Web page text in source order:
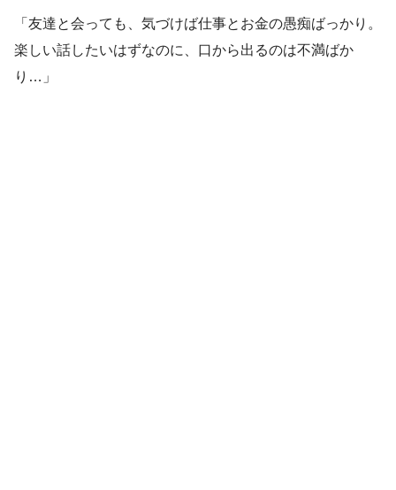
「友達と会っても、気づけば仕事とお金の愚痴ばっかり。
楽しい話したいはずなのに、口から出るのは不満ばか
り…」